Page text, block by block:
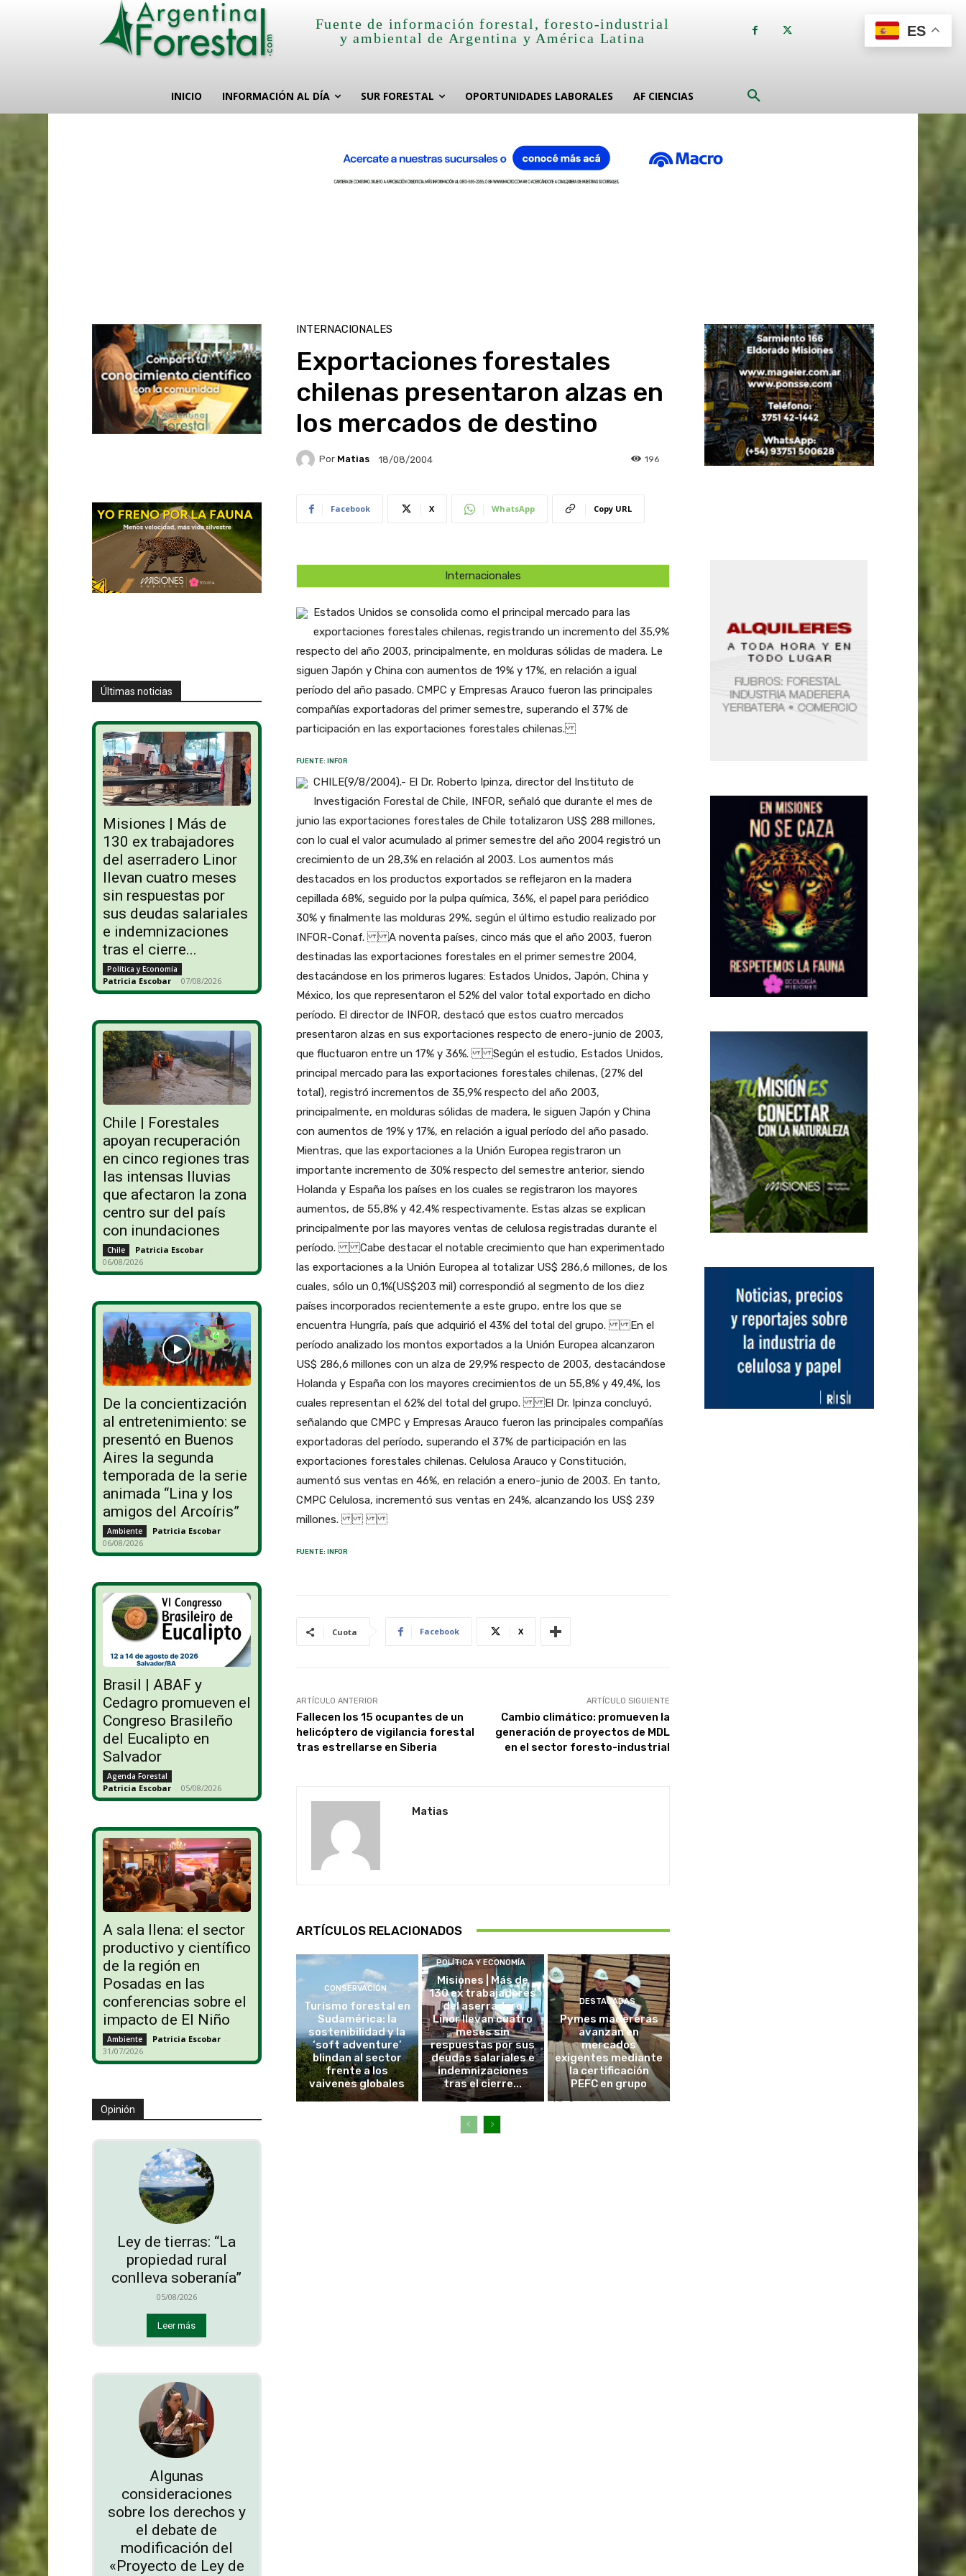
Fuente de información forestal, foresto-industrial
y ambiental de Argentina y América Latina
INICIO INFORMACIÓN AL DÍA SUR FORESTAL OPORTUNIDADES LABORALES AF CIENCIAS
Últimas noticias
Misiones | Más de
130 ex trabajadores
del aserradero Linor
llevan cuatro meses
sin respuestas por
sus deudas salariales
e indemnizaciones
tras el cierre...
Política y Economía
Patricia Escobar - 07/08/2026
Chile | Forestales
apoyan recuperación
en cinco regiones tras
las intensas lluvias
que afectaron la zona
centro sur del país
con inundaciones
Chile Patricia Escobar -
06/08/2026
De la concientización
al entretenimiento: se
presentó en Buenos
Aires la segunda
temporada de la serie
animada “Lina y los
amigos del Arcoíris”
Ambiente Patricia Escobar -
06/08/2026
Brasil | ABAF y
Cedagro promueven el
Congreso Brasileño
del Eucalipto en
Salvador
Agenda Forestal
Patricia Escobar - 05/08/2026
A sala llena: el sector
productivo y científico
de la región en
Posadas en las
conferencias sobre el
impacto de El Niño
Ambiente Patricia Escobar -
31/07/2026
Opinión
Ley de tierras: “La
propiedad rural
conlleva soberanía”
05/08/2026
Leer más
Algunas
consideraciones
sobre los derechos y
el debate de
modificación del
«Proyecto de Ley de
INTERNACIONALES
Exportaciones forestales
chilenas presentaron alzas en
los mercados de destino
Por Matias 18/08/2004 196
Facebook X WhatsApp Copy URL
Internacionales
Estados Unidos se consolida como el principal mercado para las
exportaciones forestales chilenas, registrando un incremento del 35,9%
respecto del año 2003, principalmente, en molduras sólidas de madera. Le
siguen Japón y China con aumentos de 19% y 17%, en relación a igual
período del año pasado. CMPC y Empresas Arauco fueron las principales
compañías exportadoras del primer semestre, superando el 37% de
participación en las exportaciones forestales chilenas.
FUENTE: INFOR
CHILE(9/8/2004).- El Dr. Roberto Ipinza, director del Instituto de
Investigación Forestal de Chile, INFOR, señaló que durante el mes de
junio las exportaciones forestales de Chile totalizaron US$ 288 millones,
con lo cual el valor acumulado al primer semestre del año 2004 registró un
crecimiento de un 28,3% en relación al 2003. Los aumentos más
destacados en los productos exportados se reflejaron en la madera
cepillada 68%, seguido por la pulpa química, 36%, el papel para periódico
30% y finalmente las molduras 29%, según el último estudio realizado por
INFOR-Conaf. A noventa países, cinco más que el año 2003, fueron
destinadas las exportaciones forestales en el primer semestre 2004,
destacándose en los primeros lugares: Estados Unidos, Japón, China y
México, los que representaron el 52% del valor total exportado en dicho
período. El director de INFOR, destacó que estos cuatro mercados
presentaron alzas en sus exportaciones respecto de enero-junio de 2003,
que fluctuaron entre un 17% y 36%. Según el estudio, Estados Unidos,
principal mercado para las exportaciones forestales chilenas, (27% del
total), registró incrementos de 35,9% respecto del año 2003,
principalmente, en molduras sólidas de madera, le siguen Japón y China
con aumentos de 19% y 17%, en relación a igual período del año pasado.
Mientras, que las exportaciones a la Unión Europea registraron un
importante incremento de 30% respecto del semestre anterior, siendo
Holanda y España los países en los cuales se registraron los mayores
aumentos, de 55,8% y 42,4% respectivamente. Estas alzas se explican
principalmente por las mayores ventas de celulosa registradas durante el
período. Cabe destacar el notable crecimiento que han experimentado
las exportaciones a la Unión Europea al totalizar US$ 286,6 millones, de los
cuales, sólo un 0,1%(US$203 mil) correspondió al segmento de los diez
países incorporados recientemente a este grupo, entre los que se
encuentra Hungría, país que adquirió el 43% del total del grupo. En el
período analizado los montos exportados a la Unión Europea alcanzaron
US$ 286,6 millones con un alza de 29,9% respecto de 2003, destacándose
Holanda y España con los mayores crecimientos de un 55,8% y 49,4%, los
cuales representan el 62% del total del grupo. El Dr. Ipinza concluyó,
señalando que CMPC y Empresas Arauco fueron las principales compañías
exportadoras del período, superando el 37% de participación en las
exportaciones forestales chilenas. Celulosa Arauco y Constitución,
aumentó sus ventas en 46%, en relación a enero-junio de 2003. En tanto,
CMPC Celulosa, incrementó sus ventas en 24%, alcanzando los US$ 239
millones.
FUENTE: INFOR
Cuota Facebook X
ARTÍCULO ANTERIOR
Fallecen los 15 ocupantes de un
helicóptero de vigilancia forestal
tras estrellarse en Siberia
ARTÍCULO SIGUIENTE
Cambio climático: promueven la
generación de proyectos de MDL
en el sector foresto-industrial
Matias
ARTÍCULOS RELACIONADOS
CONSERVACIÓN
Turismo forestal en
Sudamérica: la
sostenibilidad y la
‘soft adventure’
blindan al sector
frente a los
vaivenes globales
POLÍTICA Y ECONOMÍA
Misiones | Más de
130 ex trabajadores
del aserradero
Linor llevan cuatro
meses sin
respuestas por sus
deudas salariales e
indemnizaciones
tras el cierre...
DESTACADAS
Pymes madereras
avanzan en
mercados
exigentes mediante
la certificación
PEFC en grupo
ES